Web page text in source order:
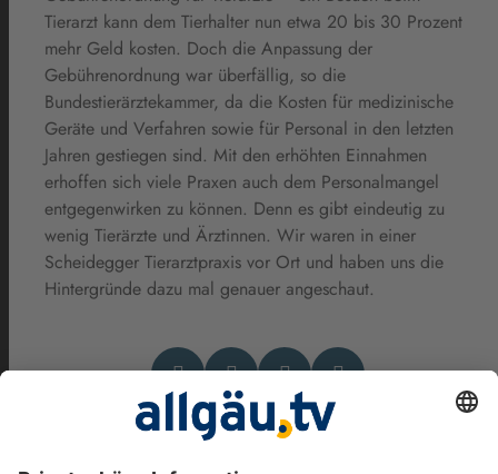
Tierarzt kann dem Tierhalter nun etwa 20 bis 30 Prozent
mehr Geld kosten. Doch die Anpassung der
Gebührenordnung war überfällig, so die
Bundestierärztekammer, da die Kosten für medizinische
Geräte und Verfahren sowie für Personal in den letzten
Jahren gestiegen sind. Mit den erhöhten Einnahmen
erhoffen sich viele Praxen auch dem Personalmangel
entgegenwirken zu können. Denn es gibt eindeutig zu
wenig Tierärzte und Ärztinnen. Wir waren in einer
Scheidegger Tierarztpraxis vor Ort und haben uns die
Hintergründe dazu mal genauer angeschaut.